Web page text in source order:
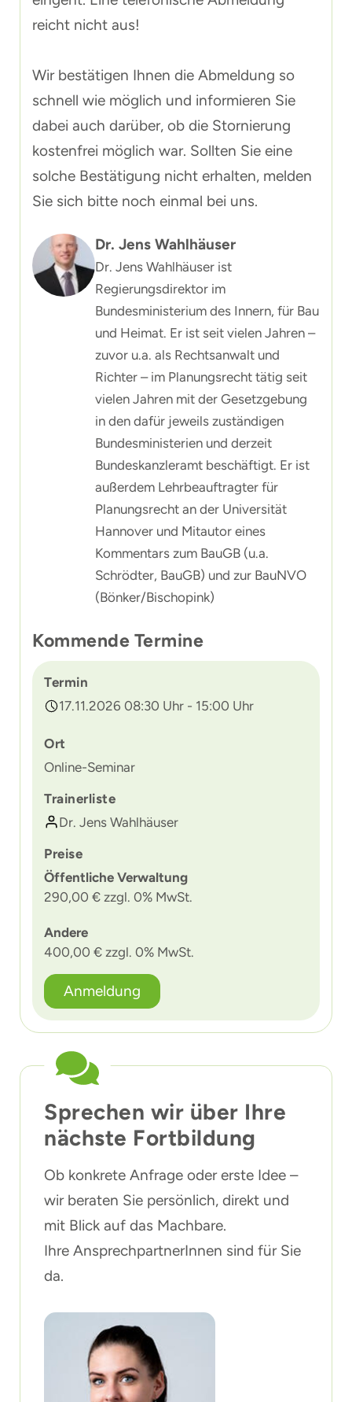
reicht nicht aus!
Wir bestätigen Ihnen die Abmeldung so
schnell wie möglich und informieren Sie
dabei auch darüber, ob die Stornierung
kostenfrei möglich war. Sollten Sie eine
solche Bestätigung nicht erhalten, melden
Sie sich bitte noch einmal bei uns.
Dr. Jens Wahlhäuser
Dr. Jens Wahlhäuser ist
Regierungsdirektor im
Bundesministerium des Innern, für Bau
und Heimat. Er ist seit vielen Jahren –
zuvor u.a. als Rechtsanwalt und
Richter – im Planungsrecht tätig seit
vielen Jahren mit der Gesetzgebung
in den dafür jeweils zuständigen
Bundesministerien und derzeit
Bundeskanzleramt beschäftigt. Er ist
außerdem Lehrbeauftragter für
Planungsrecht an der Universität
Hannover und Mitautor eines
Kommentars zum BauGB (u.a.
Schrödter, BauGB) und zur BauNVO
(Bönker/Bischopink)
Kommende Termine
Termin
17.11.2026 08:30 Uhr - 15:00 Uhr
Ort
Online-Seminar
Trainerliste
Dr. Jens Wahlhäuser
Preise
Öffentliche Verwaltung
290,00 € zzgl. 0% MwSt.
Andere
400,00 € zzgl. 0% MwSt.
Anmeldung
Sprechen wir über Ihre
nächste Fortbildung
Ob konkrete Anfrage oder erste Idee –
wir beraten Sie persönlich, direkt und
mit Blick auf das Machbare.
Ihre AnsprechpartnerInnen sind für Sie
da.